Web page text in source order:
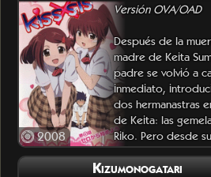
2008
Versión OVA/OAD
Después de la
madre de Keita
padre se volvió a
inmediato,
dos hermanastras
de Keita: las
Riko. Pero desde
primer encuentro,
oleada de amor por
Kizumonogatari